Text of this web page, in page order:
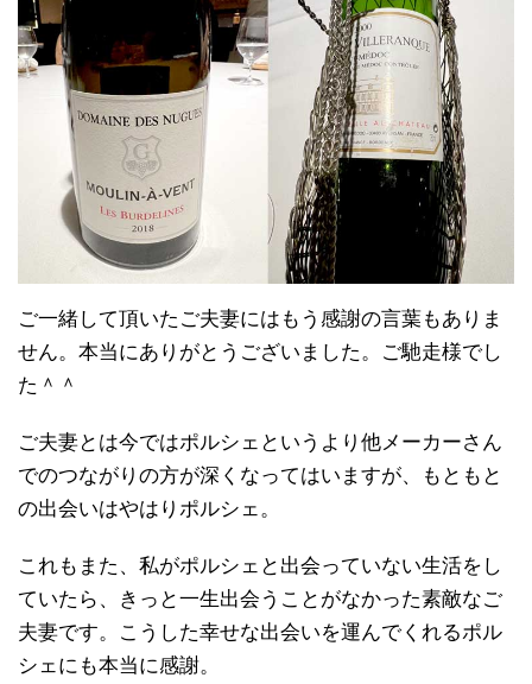
ご一緒して頂いたご夫妻にはもう感謝の言葉もありま
せん。本当にありがとうございました。ご馳走様でし
た＾＾
ご夫妻とは今ではポルシェというより他メーカーさん
でのつながりの方が深くなってはいますが、もともと
の出会いはやはりポルシェ。
これもまた、私がポルシェと出会っていない生活をし
ていたら、きっと一生出会うことがなかった素敵なご
夫妻です。こうした幸せな出会いを運んでくれるポル
シェにも本当に感謝。